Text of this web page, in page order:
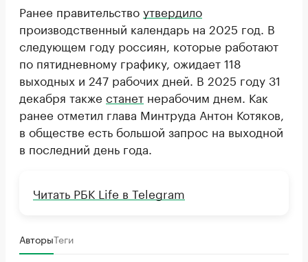
Ранее правительствоутвердило
производственный календарь на 2025 год. В
следующем году россиян, которые работают
по пятидневному графику, ожидает 118
выходных и 247 рабочих дней. В 2025 году 31
декабря также станет нерабочим днем. Как
ранее отметил глава Минтруда Антон Котяков,
в обществе есть большой запрос на выходной
в последний день года.
Читать РБК Life в Telegram
АвторыТеги